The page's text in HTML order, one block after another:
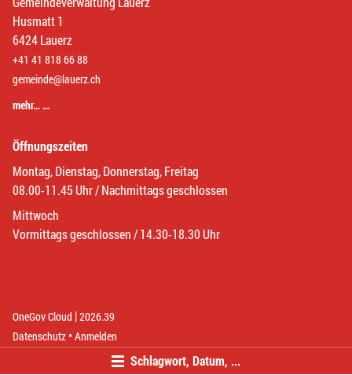
Schlagwort, Datum, ...
Husmatt 1
6424 Lauerz
+41 41 818 66 88
gemeinde@lauerz.ch
mehr… …
Öffnungszeiten
Montag, Dienstag, Donnerstag, Freitag
08.00-11.45 Uhr / Nachmittags geschlossen
Mittwoch
Vormittags geschlossen / 14.30-18.30 Uhr
OneGov Cloud (External Link)
|2026.39
Datenschutz (External Link)
Anmelden